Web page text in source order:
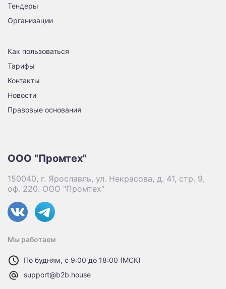
Тендеры
Организации
Как пользоваться
Тарифы
Контакты
Новости
Правовые основания
ООО "Промтех"
150040, г. Ярославль, ул. Некрасова, д. 41, стр. 9,
оф. 220. ООО "Промтех"
Мы работаем
По будням, с 9:00 до 18:00 (МСК)
support@b2b.house